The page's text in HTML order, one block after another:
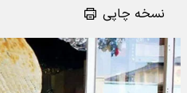
نسخه چاپی